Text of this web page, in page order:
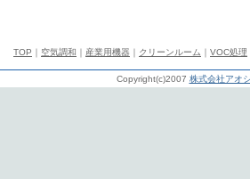
TOP ｜ 空気調和 ｜ 産業用機器 ｜ クリーンルーム ｜ VOC処理
Copyright(c)2007 株式会社アオ